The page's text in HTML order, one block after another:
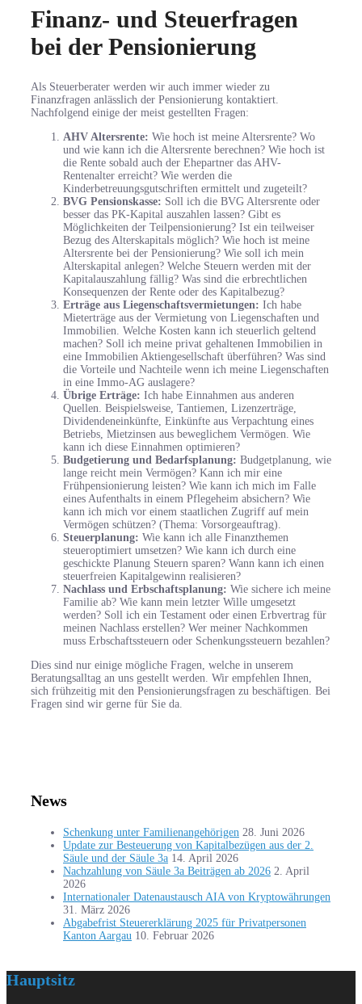
Finanz- und Steuerfragen
bei der Pensionierung
Als Steuerberater werden wir auch immer wieder zu
Finanzfragen anlässlich der Pensionierung kontaktiert.
Nachfolgend einige der meist gestellten Fragen:
AHV Altersrente: Wie hoch ist meine Altersrente? Wo
und wie kann ich die Altersrente berechnen? Wie hoch ist
die Rente sobald auch der Ehepartner das AHV-
Rentenalter erreicht? Wie werden die
Kinderbetreuungsgutschriften ermittelt und zugeteilt?
BVG Pensionskasse: Soll ich die BVG Altersrente oder
besser das PK-Kapital auszahlen lassen? Gibt es
Möglichkeiten der Teilpensionierung? Ist ein teilweiser
Bezug des Alterskapitals möglich? Wie hoch ist meine
Altersrente bei der Pensionierung? Wie soll ich mein
Alterskapital anlegen? Welche Steuern werden mit der
Kapitalauszahlung fällig? Was sind die erbrechtlichen
Konsequenzen der Rente oder des Kapitalbezug?
Erträge aus Liegenschaftsvermietungen: Ich habe
Mieterträge aus der Vermietung von Liegenschaften und
Immobilien. Welche Kosten kann ich steuerlich geltend
machen? Soll ich meine privat gehaltenen Immobilien in
eine Immobilien Aktiengesellschaft überführen? Was sind
die Vorteile und Nachteile wenn ich meine Liegenschaften
in eine Immo-AG auslagere?
Übrige Erträge: Ich habe Einnahmen aus anderen
Quellen. Beispielsweise, Tantiemen, Lizenzerträge,
Dividendeneinkünfte, Einkünfte aus Verpachtung eines
Betriebs, Mietzinsen aus beweglichem Vermögen. Wie
kann ich diese Einnahmen optimieren?
Budgetierung und Bedarfsplanung: Budgetplanung, wie
lange reicht mein Vermögen? Kann ich mir eine
Frühpensionierung leisten? Wie kann ich mich im Falle
eines Aufenthalts in einem Pflegeheim absichern? Wie
kann ich mich vor einem staatlichen Zugriff auf mein
Vermögen schützen? (Thema: Vorsorgeauftrag).
Steuerplanung: Wie kann ich alle Finanzthemen
steueroptimiert umsetzen? Wie kann ich durch eine
geschickte Planung Steuern sparen? Wann kann ich einen
steuerfreien Kapitalgewinn realisieren?
Nachlass und Erbschaftsplanung: Wie sichere ich meine
Familie ab? Wie kann mein letzter Wille umgesetzt
werden? Soll ich ein Testament oder einen Erbvertrag für
meinen Nachlass erstellen? Wer meiner Nachkommen
muss Erbschaftssteuern oder Schenkungssteuern bezahlen?
Dies sind nur einige mögliche Fragen, welche in unserem
Beratungsalltag an uns gestellt werden. Wir empfehlen Ihnen,
sich frühzeitig mit den Pensionierungsfragen zu beschäftigen. Bei
Fragen sind wir gerne für Sie da.
News
Schenkung unter Familienangehörigen 28. Juni 2026
Update zur Besteuerung von Kapitalbezügen aus der 2.
Säule und der Säule 3a 14. April 2026
Nachzahlung von Säule 3a Beiträgen ab 2026 2. April
2026
Internationaler Datenaustausch AIA von Kryptowährungen
31. März 2026
Abgabefrist Steuererklärung 2025 für Privatpersonen
Kanton Aargau 10. Februar 2026
Hauptsitz